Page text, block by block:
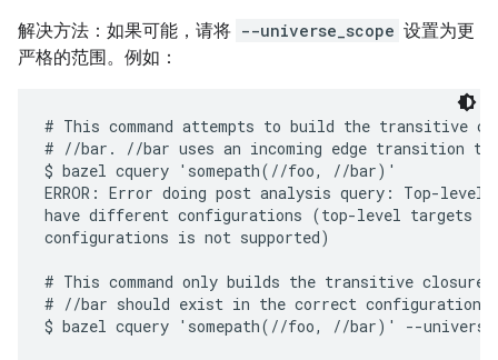
解决方法：如果可能，请将 --universe_scope 设置为更
严格的范围。例如：
# This command attempts to build the transitive
# //bar. //bar uses an incoming edge transition
$ bazel cquery 'somepath(//foo, //bar)'
ERROR: Error doing post analysis query: Top-
have different configurations (top-level targets
configurations is not supported)
# This command only builds the transitive
# //bar should exist in the correct configuration.